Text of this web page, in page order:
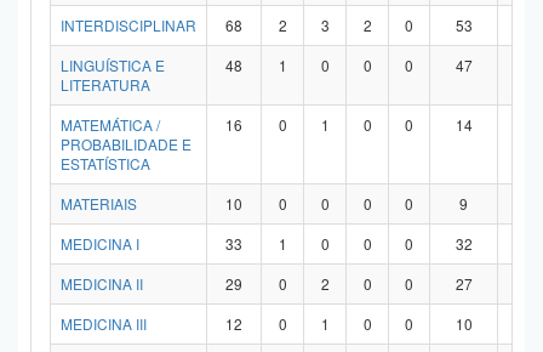
INTERDISCIPLINAR
68 2 3 2 0 53
LINGUÍSTICA E
LITERATURA
48 1 0 0 0 47
MATEMÁTICA /
PROBABILIDADE E
ESTATÍSTICA
16 0 1 0 0 14
MATERIAIS 10 0 0 0 0 9
MEDICINA I
33 1 0 0 0 32
MEDICINA II
29 0 2 0 0 27
MEDICINA III
12 0 1 0 0 10